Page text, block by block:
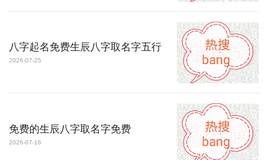
八字起名免费生辰八字取名字五行
2026-07-25
免费的生辰八字取名字免费
2026-07-16